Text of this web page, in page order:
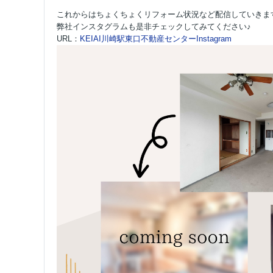
これからはちょくちょくリフォーム状況など配信していきま
弊社インスタグラムも是非チェックしてみてください♪
URL： KEIAI川崎駅東口不動産センターInstagram